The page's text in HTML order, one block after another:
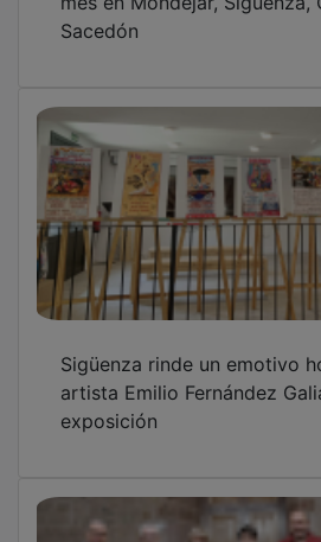
Sacedón
artista Emilio Fernández
exposición